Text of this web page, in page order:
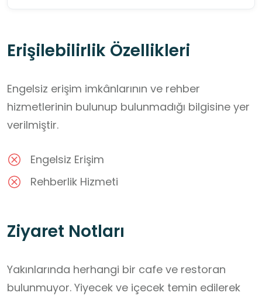
Erişilebilirlik Özellikleri
Engelsiz erişim imkânlarının ve rehber
hizmetlerinin bulunup bulunmadığı bilgisine yer
verilmiştir.
Engelsiz Erişim
Rehberlik Hizmeti
Ziyaret Notları
Yakınlarında herhangi bir cafe ve restoran
bulunmuyor. Yiyecek ve içecek temin edilerek